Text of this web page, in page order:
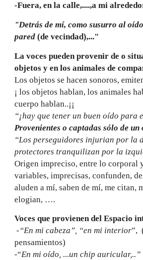
-Fuera, en la calle,....,a mi
"Detrás de mí, como susurro al
pared (de vecindad),..."
La voces pueden provenir de o
objetos y en los animales de
Los objetos se hacen sonoros,
¡ los objetos hablan, los animales
cuerpo hablan..¡¡
“¡hay que tener un buen oído para
Provenientes o captadas sólo de un
“Los perseguidores injurian por la
protectores tranquilizan por la
Origen impreciso, entre lo corporal
variables, imprecisas, confunden,
aluden a mí, saben de mí, me citan,
elogian, ….
Voces que provienen del Espacio
-“En mi cabeza”, “en mi interior”,
pensamientos)
-“En mi oído, ...un chip auricular,..”